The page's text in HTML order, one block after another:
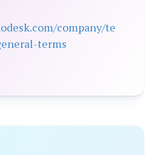
company/te
terms